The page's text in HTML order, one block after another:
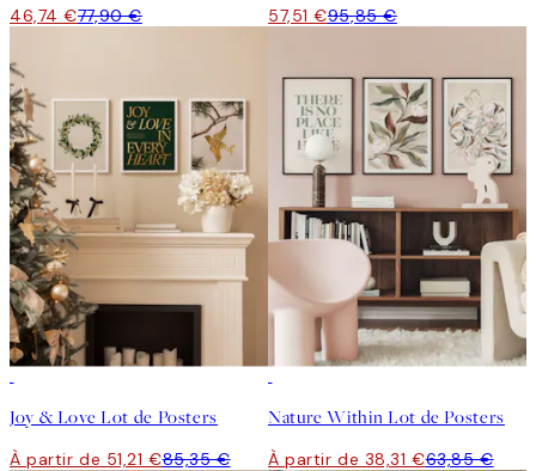
46,74 €77,90 € 57,51 €95,85 €
Joy & Love Lot de Posters
À partir de 51,21 €85,35 €
Nature Within Lot de Posters
À partir de 38,31 €63,85 €